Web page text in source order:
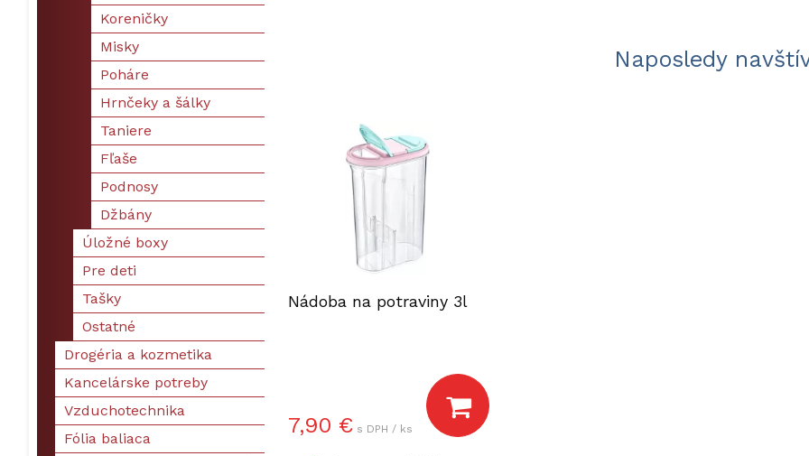
Naposledy
Nádoba na potraviny 3l
7,90 € s DPH / ks
Koreničky
Misky
Poháre
Hrnčeky a šálky
Taniere
Fľaše
Podnosy
Džbány
Úložné boxy
Pre deti
Tašky
Ostatné
Drogéria a kozmetika
Kancelárske potreby
Vzduchotechnika
Fólia baliaca